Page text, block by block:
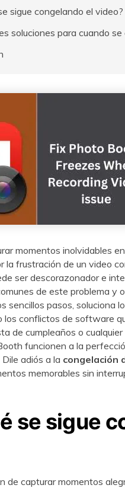
sigue congelando el video?
soluciones para cuando
momentos inolvidables
la frustración de un video
ser descorazonador e
de este problema y
sencillos pasos, soluciona
los conflictos de software
de cumpleaños o
funcionen a la
adiós a la congelación
memorables sin
se sigue
de capturar momentos